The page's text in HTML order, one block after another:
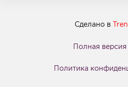
Сделано в
Полная версия
Политика